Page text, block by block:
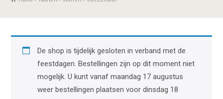
De shop is tijdelijk gesloten in verband met de
feestdagen. Bestellingen zijn op dit moment niet
mogelijk. U kunt vanaf maandag 17 augustus
weer bestellingen plaatsen voor dinsdag 18